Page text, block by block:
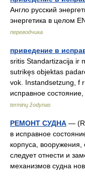
Англо русский
энергетика в целом
переводчика
приведение в
sritis Standartizacija ir
sutrikęs objektas
vok. Instandsetzung, f
исправное
terminų žodynas
РЕМОНТ СУДНА —
в исправное
корпуса,
следует отнести и
механизмов судна